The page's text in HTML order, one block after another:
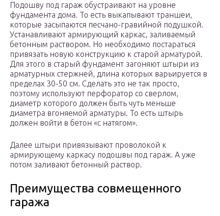
Подошву под гараж обустраивают на уровне
фундамента дома. То есть выкапывают траншеи,
которые засыпаются песчано-гравийной подушкой.
Устанавливают армирующий каркас, заливаемый
бетонным раствором. Но необходимо постараться
привязать новую конструкцию к старой арматурой.
Для этого в старый фундамент загоняют штыри из
арматурных стержней, длина которых варьируется в
пределах 30-50 см. Сделать это не так просто,
поэтому используют перфоратор со сверлом,
диаметр которого должен быть чуть меньше
диаметра вгоняемой арматуры. То есть штырь
должен войти в бетон «с натягом».
Далее штыри привязывают проволокой к
армирующему каркасу подошвы под гараж. А уже
потом заливают бетонный раствор.
Преимущества совмещенного
гаража